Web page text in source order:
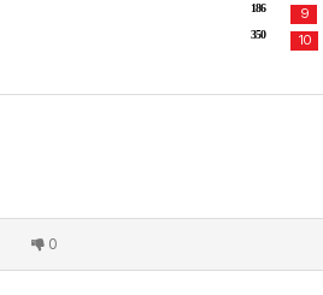
186
350
9
10
0